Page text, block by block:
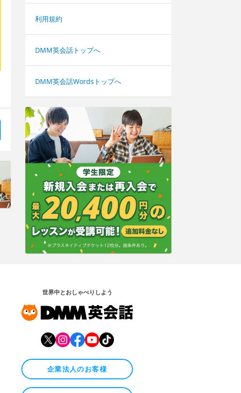
利用規約
DMM英会話トップへ
DMM英会話Wordsトップへ
世界中とおしゃべりしよう
企業法人のお客様